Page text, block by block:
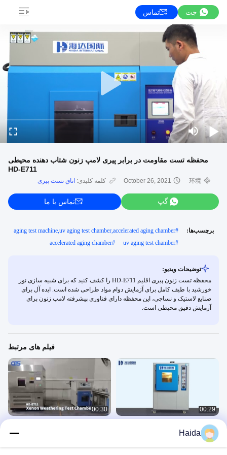
چت تماس
محفظه تست مقاومت در برابر پیری لامپ زنون شتاب دهنده محیطی
HD-E711
环境
October 26, 2021 کلمه کلیدی: اتاق تست پیری
گپ تماس با ما
برچسب‌ها: #
aging test machine,uv aging test chamber,accelerated aging chamber
#
uv aging test chamber
#
accelerated aging chamber
توضیحات ویدیو:
محفظه تست زنون پیری اقلیم HD-E711 را کشف کنید که برای شبیه سازی نور
خورشید با طیف کامل برای آزمایش دوام مواد طراحی شده است. ایده آل برای
صنایع لاستیک و نساجی، این محفظه دارای فناوری پیشرفته لامپ زنون برای
آزمایش دقیق محیطی است.
فیلم های مرتبط
00:29
00:30
آب و هوا لامپ زینون
Haida